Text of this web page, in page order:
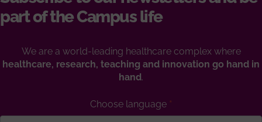
part of the Campus life
We are a world-leading healthcare complex where
healthcare, research, teaching and innovation go hand in
hand.
Choose language